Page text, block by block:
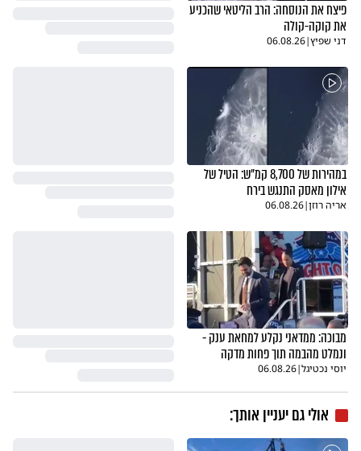
פיצח את הנוסחה: הרב הליטאי שהכניע
את קוקה-קולה
דני שפיץ|
06.08.26
במהירות של 8,700 קמ"ש: הטיל של
אילון מאסק התנגש בירח
אריה רוזן|
06.08.26
מבוכה: ממדאני נקלע למחאת ענק -
ונמלט מהבמה תוך פחות מדקה
יוסי נכטיגל|
06.08.26
אולי גם יעניין אותך: